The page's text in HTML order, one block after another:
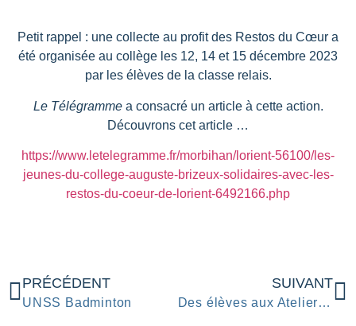
Petit rappel : une collecte au profit des Restos du Cœur a
été organisée au collège les 12, 14 et 15 décembre 2023
par les élèves de la classe relais.
Le Télégrammea consacré un article à cette action.
Découvrons cet article …
https://www.letelegramme.fr/morbihan/lorient-56100/les-
jeunes-du-college-auguste-brizeux-solidaires-avec-les-
restos-du-coeur-de-lorient-6492166.php
PRÉCÉDENT
UNSS Badminton
SUIVANT
Des élèves aux Ateliers Blabla